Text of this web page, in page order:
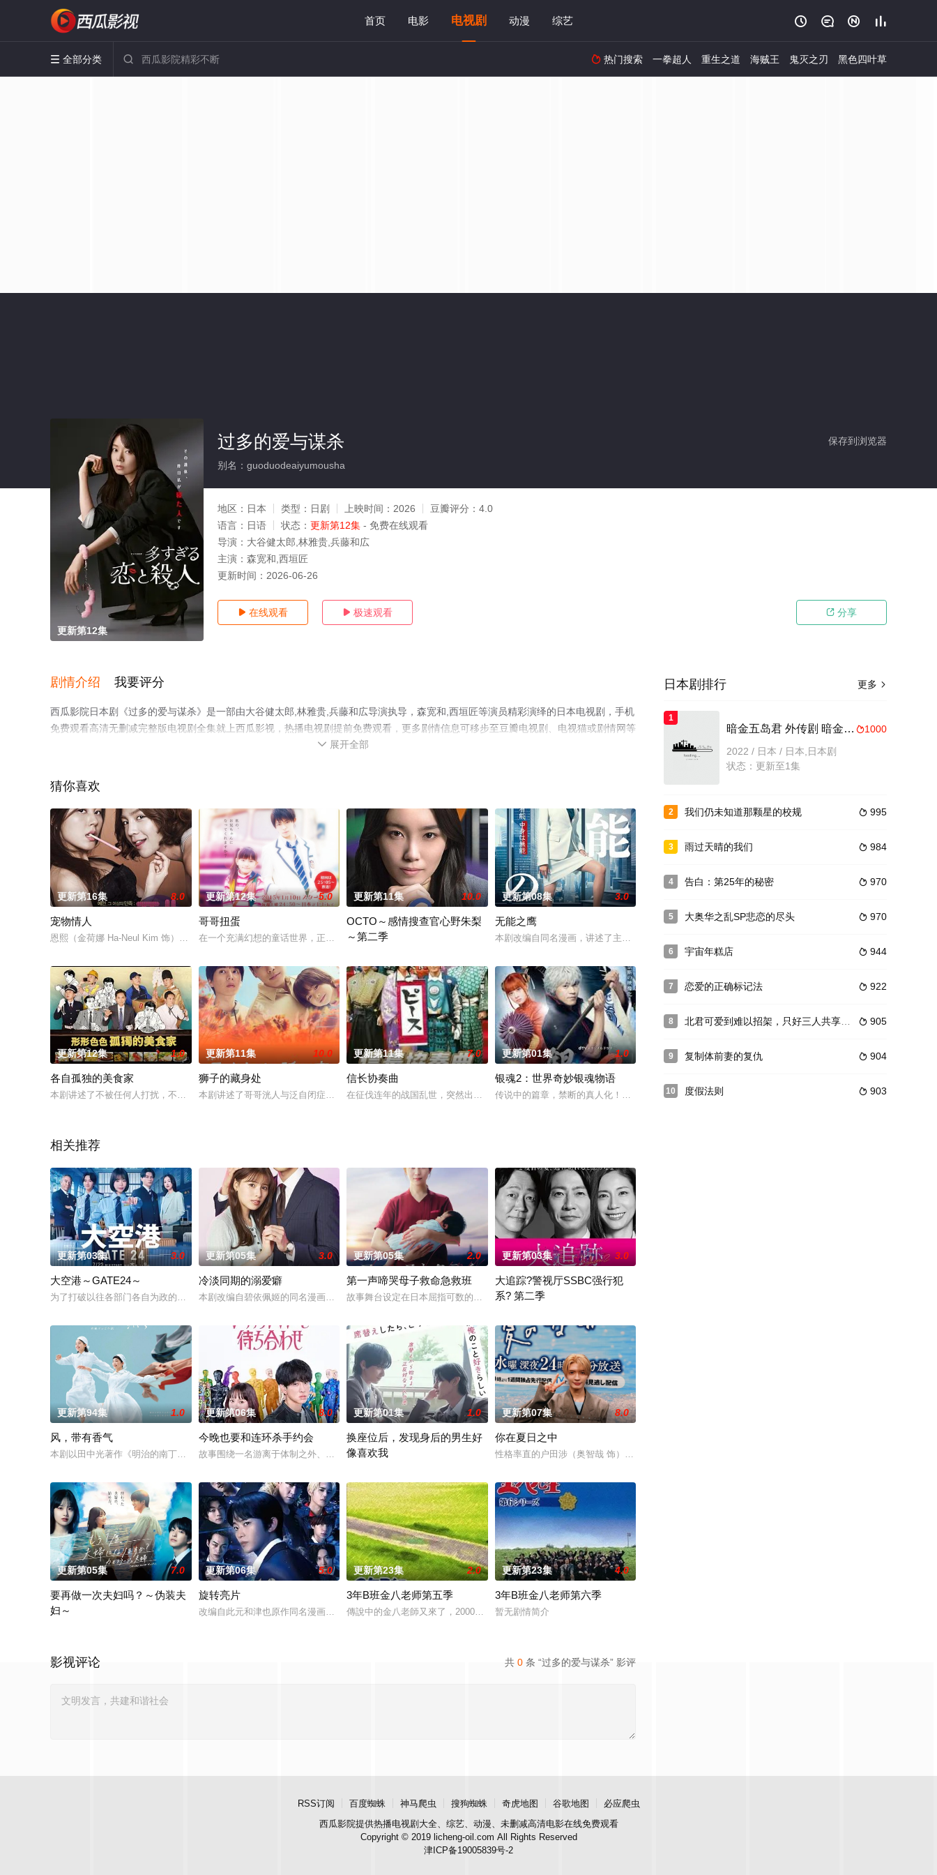
首页 电影 电视剧 动漫 综艺    
 全部分类   热门搜索 一拳超人 重生之道 海贼王 鬼灭之刃 黑色四叶草
更新第12集
保存到浏览器
过多的爱与谋杀
别名：guoduodeaiyumousha
地区： 日本 类型： 日剧 上映时间： 2026 豆瓣评分： 4.0
语言： 日语 状态： 更新第12集 - 免费在线观看
导演： 大谷健太郎,林雅贵,兵藤和広
主演： 森宽和,西垣匠
更新时间： 2026-06-26
 在线观看  极速观看  分享
剧情介绍 我要评分
西瓜影院日本剧《过多的爱与谋杀》是一部由大谷健太郎,林雅贵,兵藤和広导演执导，森宽和,西垣匠等演员精彩演绎的日本电视剧，手机
免费观看高清无删减完整版电视剧全集就上西瓜影视，热播电视剧提前免费观看，更多剧情信息可移步至豆瓣电视剧、电视猫或剧情网等
 展开全部
猜你喜欢
更新第16集 8.0
宠物情人
恩熙（金荷娜 Ha-Neul Kim 饰）是个在工作上得心应手却不擅长人际交往的海归女强人，在经历了被未婚夫抛弃的打击之后，接踵而至的职场受挫又让她被调去女性时尚
更新第12集 5.0
哥哥扭蛋
在一个充满幻想的童话世界，正在上小学的雫石美子（铃木梨央 饰）生活在一个乱糟糟的五口之家，身为漫画家的母亲莉子（野村麻纯 饰）每日赶稿，一心嫁入豪门的姐姐和两个完
更新第11集 10.0
OCTO～感情搜查官心野朱梨
～第二季
本剧作为系列作第二季，出现了能看到事物和地方残留情绪的泰国杀人嫌疑犯，这与主人公心野朱梨在父母被杀后能看到别人的彩色情绪类似。警
更新第08集 3.0
无能之鹰
本剧改编自同名漫画，讲述了主人公鹰野爪子，无论怎么看都具备中坚王牌的风格，看起来好像超有能力的
更新第12集 1.0
各自孤独的美食家
本剧讲述了不被任何人打扰，不费神地吃东西的幸福孤高的行为。性别、年龄、职种、环境各不相同，在自由享受“孤独的美食家”的时间里，迎接各种各样的客人，以各自的故事来描
更新第11集 10.0
狮子的藏身处
本剧讲述了哥哥洸人与泛自闭症的弟弟美路人相依为命。配合着只要在固定作息中就能无碍生活的美路人，洸人风平浪静地过着稳定无事的日子。有一天，在两人的身边，突然出现了一
更新第11集 7.0
信长协奏曲
在征伐连年的战国乱世，突然出现了一个身着21世纪服装的高中生，他叫三郎（小栗旬 饰），因不小心从山坡上跌落下来而离奇地穿越了时空。一
更新第01集 1.0
银魂2：世界奇妙银魂物语
传说中的篇章，禁断的真人化！取自银魂原作中「神乐失眠篇」、「土方戒菸篇」、「牙医篇」，且恶搞了知
相关推荐
更新第03集 3.0
大空港～GATE24～
为了打破以往各部门各自为政的死板规矩，内阁官房直属成立了一个特殊的新部门“GATE24”。这个部门直接把负责查验护照的入境管理局、盯着行李物品的海关等各路精英强行
更新第05集 3.0
冷淡同期的溺爱癖
本剧改编自碧依佩姬的同名漫画，是一部办公室爱情故事，讲述拥有特殊能力的读心少女与外表冷酷、却在脑海中不断幻想女主角的同期同事之间的恋爱故事。
更新第05集 2.0
第一声啼哭母子救命急救班
故事舞台设定在日本屈指可数的顶级豪华医院“圣菲奥娜医院”。少子化、医生短缺、地方产科接连关闭……在令和时代的当下，守护母婴生命的“分
更新第03集 3.0
大追踪?警视厅SSBC强行犯
系? 第二季
更新第94集 1.0
风，带有香气
本剧以田中光著作《明治的南丁格尔 大关和物语》为原案，取材自日本首位专业女护士大关和与铃木雅的真实经历，描绘了她们推动护士注册制度、设立派出看护妇会协助防疫的历程
更新第06集 8.0
今晚也要和连环杀手约会
故事围绕一名游离于体制之外、孤傲冷峻的“独狼”刑警，与一位拥有特异功能的神秘密友展开。女主角黑井雏田只要触碰杀手，眼前便会浮现出冰冷的“杀人数”数字。同样背负着挚
更新第01集 1.0
换座位后，发现身后的男生好
像喜欢我
更新第07集 8.0
你在夏日之中
性格率直的户田涉（奥智哉 饰）与校园风云人物佐伯千晴（杢代和人 饰）因共同的电影爱好而结缘。在千晴
更新第05集 7.0
要再做一次夫妇吗？～伪装夫
妇～
更新第06集 5.0
旋转亮片
改编自此元和津也原作同名漫画。不起眼的高中生三井宏太在好友内新次郎的邀请下加入了钓鱼部。虽然听说这是守护城镇秩序的正义之士，但实际上却是由黑道头目掌控、近乎敲诈勒
更新第23集 2.0
3年B班金八老师第五季
傳說中的金八老師又來了，2000年「3年B班金八老師」最新第五系列隆重登場！21年前在日本推出的「3年B班金八老師」，締造了空前的收視狂
更新第23集 4.0
3年B班金八老师第六季
暂无剧情简介
共 0 条 “过多的爱与谋杀” 影评
影视评论
更多 
日本剧排行
1
1000
暗金五岛君 外传剧 暗金犀原小姐
2022 / 日本 / 日本,日本剧
状态：更新至1集
2  995
我们仍未知道那颗星的校规
3  984
雨过天晴的我们
4  970
告白：第25年的秘密
5  970
大奥华之乱SP悲恋的尽头
6  944
宇宙年糕店
7  922
恋爱的正确标记法
8  905
北君可爱到难以招架，只好三人共享了。
9  904
复制体前妻的复仇
10  903
度假法则
RSS订阅 百度蜘蛛 神马爬虫 搜狗蜘蛛 奇虎地图 谷歌地图
必应爬虫
西瓜影院提供热播电视剧大全、综艺、动漫、未删减高清电影在线免费观看
Copyright © 2019 licheng-oil.com All Rights Reserved
津ICP备19005839号-2